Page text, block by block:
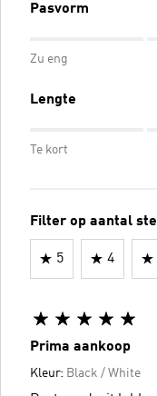
Pasvorm
Zu eng
Lengte
Te kort
Filter op aantal
5 4
Prima aankoop
Kleur: Black / White